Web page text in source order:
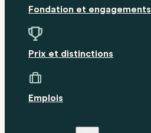
Fondation et engagements
Prix et distinctions
Emplois